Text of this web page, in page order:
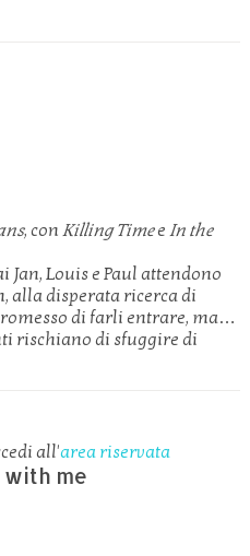
, conKilling TimeeIn the
Jan, Louis e Paul attendono
alla disperata ricerca di
di farli entrare, ma…
rischiano di sfuggire di
all'area riservata
me